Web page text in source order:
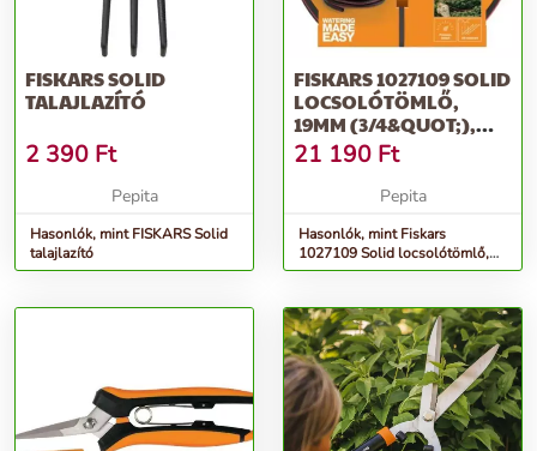
FISKARS SOLID
TALAJLAZÍTÓ
2 390 Ft
Pepita
Hasonlók, mint FISKARS Solid
talajlazító
FISKARS 1027109 SOLID
LOCSOLÓTÖMLŐ,
19MM (3/4&QUOT;),
20M
21 190 Ft
Pepita
Hasonlók, mint Fiskars
1027109 Solid locsolótömlő,
19mm (3/4&quot;), 20m